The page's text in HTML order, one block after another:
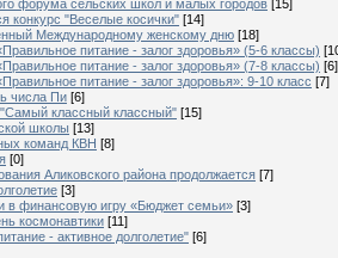
форума сельских школ и малых городов [15]
конкурс "Веселые косички" [14]
Международному женскому дню [18]
питание - залог здоровья» (5-6 классы)
питание - залог здоровья» (7-8 классы) [6]
питание - залог здоровья»: 9-10 класс [7]
числа Пи [6]
классный классный" [15]
школы [13]
команд КВН [8]
[0]
Аликовского района продолжается [7]
[3]
в финансовую игру «Бюджет семьи» [3]
космонавтики [11]
- активное долголетие" [6]